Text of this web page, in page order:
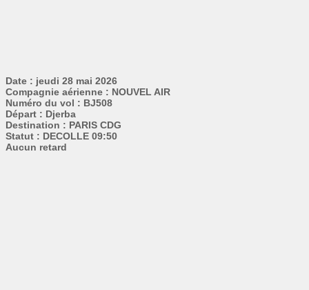
Date : jeudi 28 mai 2026
Compagnie aérienne : NOUVEL AIR
Numéro du vol : BJ508
Départ : Djerba
Destination : PARIS CDG
Statut : DECOLLE 09:50
Aucun retard